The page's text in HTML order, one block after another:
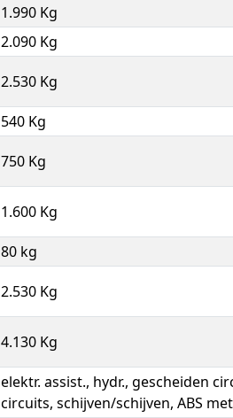
1.990 Kg
2.090 Kg
2.530 Kg
540 Kg
750 Kg
1.600 Kg
80 kg
2.530 Kg
4.130 Kg
elektr. assist., hydr., gescheiden
circuits, schijven/schijven, ABS met